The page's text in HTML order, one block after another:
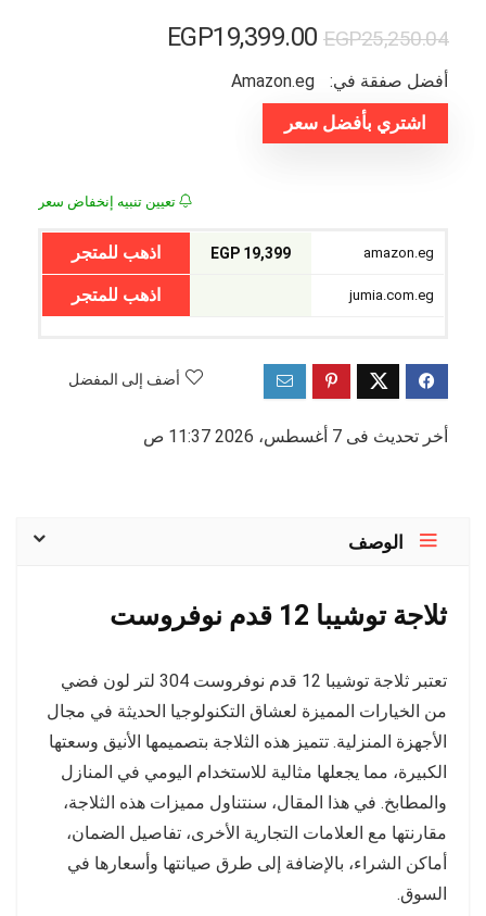
EGP25,250.04
السعر
هو:
EGP25,250.04.
EGP19,399.00
أفضل صفقة في: amazon.eg
اشتري بأفضل سعر
تعيين تنبيه إنخفاض سعر
19,399 EGP اذهب للمتجر
اذهب للمتجر
أضف إلى المفضل
أخر تحديث فى 7 أغسطس، 2026 11:37 ص
الوصف
ثلاجة توشيبا 12 قدم نوفروست
تعتبر ثلاجة توشيبا 12 قدم نوفروست 304 لتر لون فضي
من الخيارات المميزة لعشاق التكنولوجيا الحديثة في مجال
الأجهزة المنزلية. تتميز هذه الثلاجة بتصميمها الأنيق وسعتها
الكبيرة، مما يجعلها مثالية للاستخدام اليومي في المنازل
والمطابخ. في هذا المقال، سنتناول مميزات هذه الثلاجة،
مقارنتها مع العلامات التجارية الأخرى، تفاصيل الضمان،
أماكن الشراء، بالإضافة إلى طرق صيانتها وأسعارها في
السوق.